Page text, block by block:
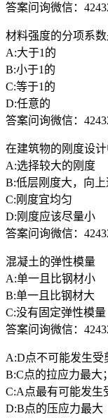
答案问询微信：
材料强度的分项系数
A:大于1的
B:小于1的
C:等于1的
D:任意的
答案问询微信：
在建筑物的刚度设
A:选择较大的刚度
B:低层刚度大，向
C:刚度宜均匀
D:刚度应该尽量小
答案问询微信：
混凝土的弹性模量
A:单一且比钢材小
B:单一且比钢材大
C:没有固定弹性模量
答案问询微信：
A:D点不可能发生受
B:C点的拉应力最大；
C:A点最有可能发生
D:B点的压应力最大